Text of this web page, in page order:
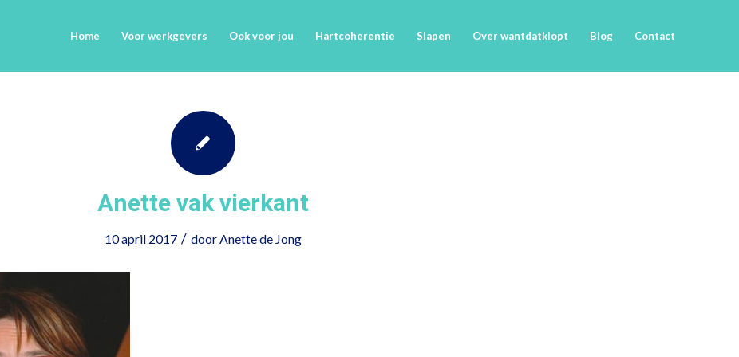
Home Voor werkgevers Ook voor jou Hartcoherentie Slapen Over wantdatklopt Blog Contact
Anette vak vierkant
10 april 2017 / doorAnette de Jong